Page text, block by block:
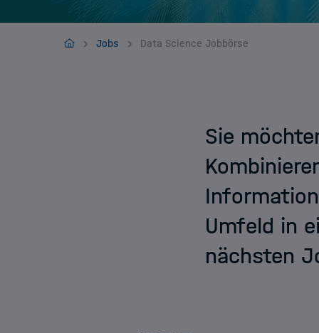
Jobs
HIDA
Jobs Data Science Jobbörse
Sie
Umfeld in
nächsten